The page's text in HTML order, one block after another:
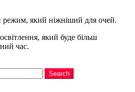
режим, який ніжніший для очей.
який буде більш
час.
Search